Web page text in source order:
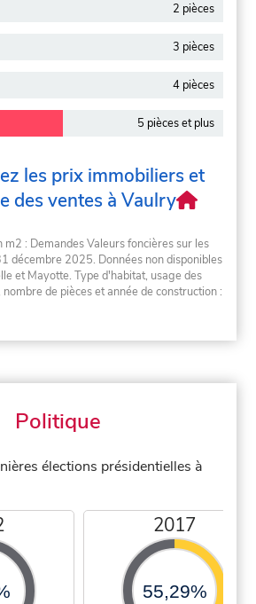
2 pièces
3 pièces
4 pièces
5 pièces et plus
les prix immobiliers et
des ventes à Vaulry
: Demandes Valeurs foncières sur les
décembre 2025. Données non disponibles
et Mayotte. Type d'habitat, usage des
de pièces et année de construction :
Politique
élections présidentielles à
2017
55,29%